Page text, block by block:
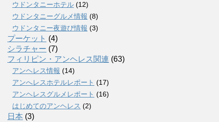
ウドンタニーホテル (12)
ウドンタニーグルメ情報 (8)
ウドンタニー夜遊び情報 (3)
プーケット (4)
シラチャー (7)
フィリピン・アンヘレス関連 (63)
アンヘレス情報 (14)
アンへレスホテルレポート (17)
アンヘレスグルメレポート (16)
はじめてのアンヘレス (2)
日本 (3)